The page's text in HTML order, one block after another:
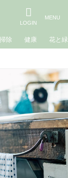
掃除 健康 花と緑